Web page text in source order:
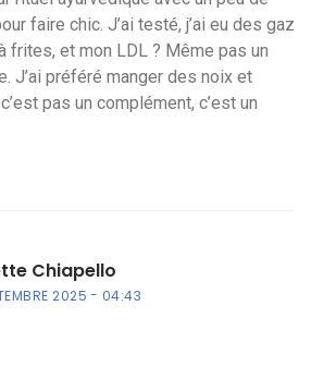
faire chic. J’ai testé, j’ai eu des gaz
frites, et mon LDL ? Même pas un
J’ai préféré manger des noix et
pas un complément, c’est un
Chiapello
2025 04:43